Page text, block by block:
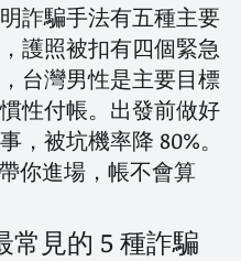
詐騙手法有五種主要
護照被扣有四個緊急
台灣男性是主要目標
性付帳。出發前做好
，被坑機率降 80%。
你進場，帳不會算
常見的 5 種詐騙